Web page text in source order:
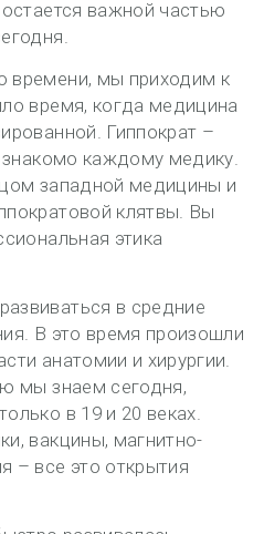
важной частью
времени, мы приходим к
время, когда медицина
Гиппократ –
знакомо каждому медику.
западной медицины и
клятвы. Вы
этика
в средние
В это время произошли
анатомии и хирургии.
мы знаем сегодня,
в 19 и 20 веках.
вакцины, магнитно-
– все это открытия